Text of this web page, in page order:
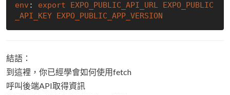
env : export EXPO_PUBLIC_API_URL
EXPO_PUBLIC
_API_KEY
EXPO_PUBLIC_APP_VERSION
結語：
到這裡，你已經學會如何使用fetch
呼叫後端API取得資訊